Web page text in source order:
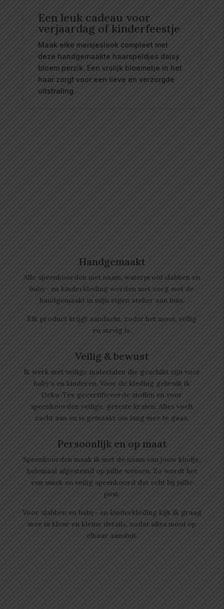
Een leuk cadeau voor
verjaardag of kinderfeestje
Maak elke meisjeslook compleet met
deze handgemaakte haarspeldjes daisy
bloem perzik. Een vrolijk bloemetje in het
haar zorgt voor een lieve en verzorgde
uitstraling.
Handgemaakt
Alle speenkoorden met naam, waterproof slabben en
baby- en kinderkleding worden met zorg met de
handgemaakt in mijn eigen atelier aan huis.
Elk product krijgt aandacht, zodat het mooi, veilig
en stevig is.
Veilig & bewust
Ik werk met veilige materialen die geschikt zijn voor
baby’s en kinderen. Voor de kleding gebruik ik
Oeko-Tex gecertificeerde stoffen en voor
speenkoorden veilige, geteste kralen. Alles voelt
zacht aan en is gemaakt om lang mee te gaan.
Persoonlijk en op maat
Speenkoorden maak ik met de naam van jouw kindje,
helemaal afgestemd op jullie wensen. Zo wordt het
een uniek en veilig speenkoord dat echt bij jullie
past.
Voor slabben en baby- en kinderkleding kijk ik graag
mee in kleur en kleine details, zodat alles mooi op
elkaar aansluit.